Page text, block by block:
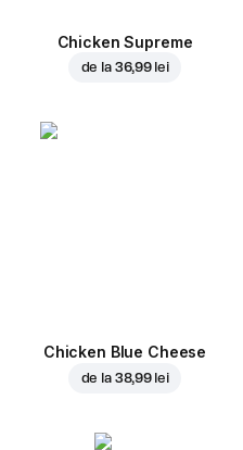
Chicken Supreme
de la 36,99 lei
Chicken Blue Cheese
de la 38,99 lei